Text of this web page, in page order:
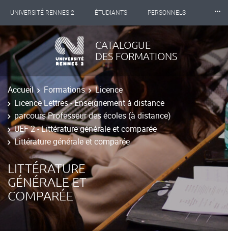
UNIVERSITÉ RENNES 2 ÉTUDIANTS PERSONNELS
INTERNATIONAL PROFESSIONNELS
LES NOUVELLES DE RENNES 2
⸱⸱⸱
CATALOGUE
DES FORMATIONS
Accueil Formations
Licence
Licence Lettres - Enseignement à distance
parcours Professeur des écoles (à distance)
UEF 2 - Littérature générale et comparée
Littérature générale et comparée
LITTÉRATURE
GÉNÉRALE ET
COMPARÉE